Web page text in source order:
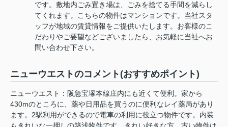
です。敷地内ごみ置き場は、ごみを捨てる手間を減らし
てくれます。こちらの物件はマンションです。当社スタ
ッフが地域の賃貸情報をご提供いたします。お客様のこ
だわりやご要望などございましたら、お気軽に当社へお
問い合わせ下さい。
ニューウエストのコメント(おすすめポイント)
ニューウエスト：阪急宝塚本線庄内にも近くて便利。家から
430mのところに、薬や日用品を買うのに便利なレイ薬局があり
ます。2駅利用ができるので電車の利用に役立つ物件です。内装